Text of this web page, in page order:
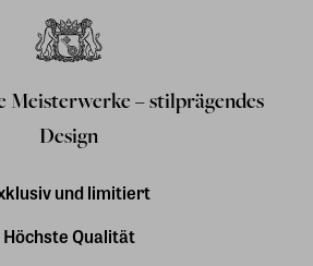
Meisterwerke – stilprägendes
Design
und limitiert
Höchste Qualität